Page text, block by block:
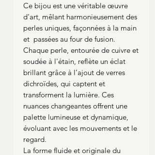
Ce bijou est une véritable œuvre
d'art, mêlant harmonieusement des
perles uniques, façonnées à la main
et passées au four de fusion.
Chaque perle, entourée de cuivre et
soudée à l'étain, reflète un éclat
brillant grâce à l’ajout de verres
dichroïdes, qui captent et
transforment la lumière. Ces
nuances changeantes offrent une
palette lumineuse et dynamique,
évoluant avec les mouvements et le
regard.
La forme fluide et originale du